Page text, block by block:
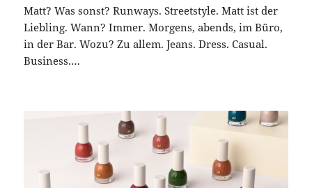
Matt? Was sonst? Runways. Streetstyle. Matt ist der
Liebling. Wann? Immer. Morgens, abends, im Büro,
in der Bar. Wozu? Zu allem. Jeans. Dress. Casual.
Business.…